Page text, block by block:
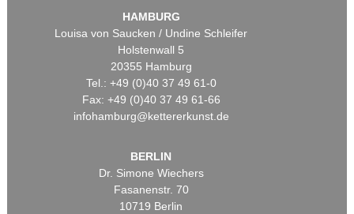
HAMBURG
Louisa von Saucken / Undine Schleifer
Holstenwall 5
20355 Hamburg
Tel.: +49 (0)40 37 49 61-0
Fax: +49 (0)40 37 49 61-66
infohamburg@kettererkunst.de
BERLIN
Dr. Simone Wiechers
Fasanenstr. 70
10719 Berlin